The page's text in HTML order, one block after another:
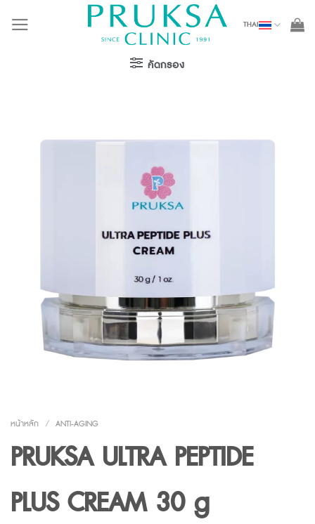
THAI
คัดกรอง
หน้าหลัก / ANTI-AGING
PRUKSA ULTRA PEPTIDE
PLUS CREAM 30 g